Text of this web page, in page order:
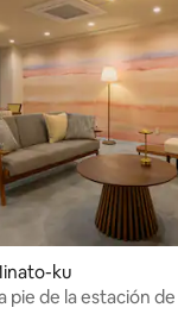
ku
pie de la estación